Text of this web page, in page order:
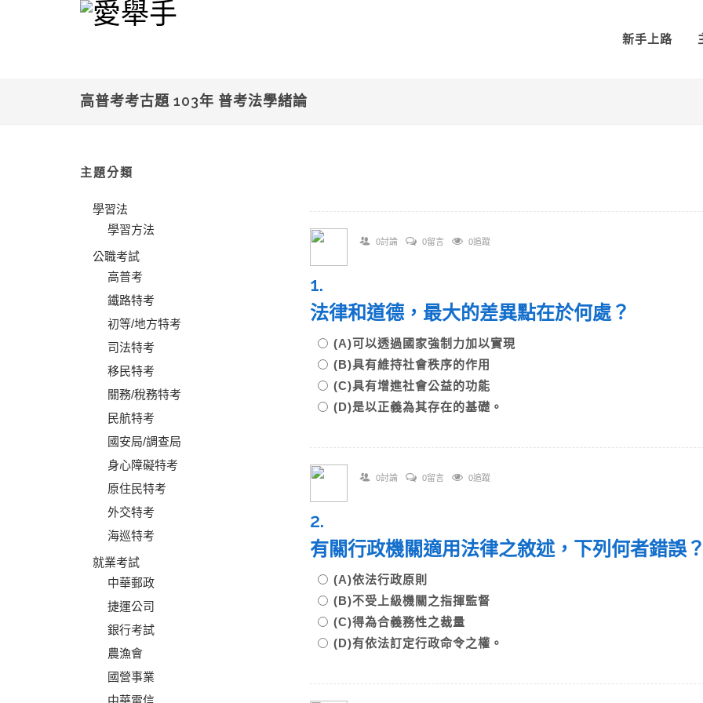
新手上路
高普考考古題 103年 普考法學緒論
主題分類
學習法
學習方法
公職考試
高普考
鐵路特考
初等/地方特考
司法特考
移民特考
關務/稅務特考
民航特考
國安局/調查局
身心障礙特考
原住民特考
外交特考
海巡特考
就業考試
中華郵政
捷運公司
銀行考試
農漁會
國營事業
中華電信
0討論 0留言 0追蹤
1.
法律和道德，最大的差異點在於何處？
(A)可以透過國家強制力加以實現
(B)具有維持社會秩序的作用
(C)具有增進社會公益的功能
(D)是以正義為其存在的基礎。
0討論 0留言 0追蹤
2.
有關行政機關適用法律之敘述，下列何者錯誤？
(A)依法行政原則
(B)不受上級機關之指揮監督
(C)得為合義務性之裁量
(D)有依法訂定行政命令之權。